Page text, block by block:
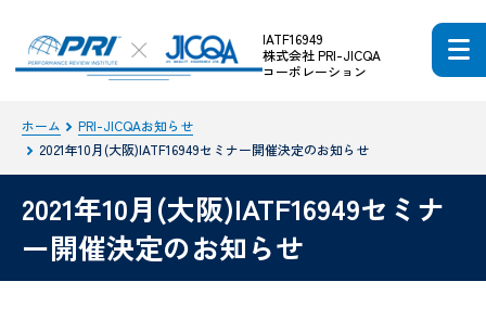
IATF16949
株式会社 PRI-JICQA
コーポレーション
ホーム
PRI-JICQAお知らせ
2021年10月(大阪)IATF16949セミナー開催決定のお知らせ
2021年10月(大阪)IATF16949セミナ
ー開催決定のお知らせ